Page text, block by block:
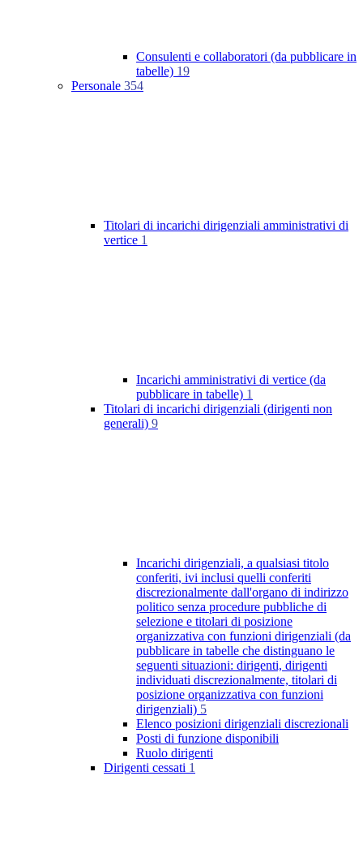
Consulenti e collaboratori (da pubblicare in
tabelle) 19
Personale 354
Titolari di incarichi dirigenziali amministrativi di
vertice 1
Incarichi amministrativi di vertice (da
pubblicare in tabelle) 1
Titolari di incarichi dirigenziali (dirigenti non
generali) 9
Incarichi dirigenziali, a qualsiasi titolo
conferiti, ivi inclusi quelli conferiti
discrezionalmente dall'organo di indirizzo
politico senza procedure pubbliche di
selezione e titolari di posizione
organizzativa con funzioni dirigenziali (da
pubblicare in tabelle che distinguano le
seguenti situazioni: dirigenti, dirigenti
individuati discrezionalmente, titolari di
posizione organizzativa con funzioni
dirigenziali) 5
Elenco posizioni dirigenziali discrezionali
Posti di funzione disponibili
Ruolo dirigenti
Dirigenti cessati 1